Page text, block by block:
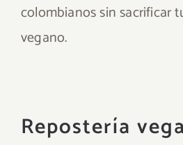
colombianos sin sacrificar
vegano.
Repostería